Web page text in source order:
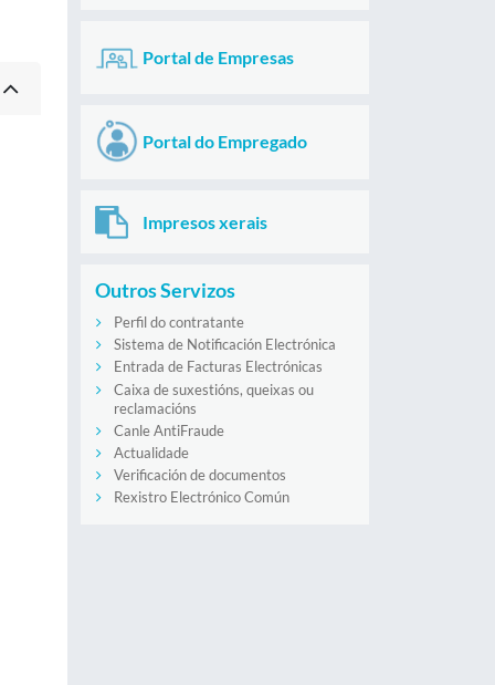
Portal de Empresas
Portal do Empregado
Impresos xerais
Outros Servizos
Perfil do contratante
Sistema de Notificación Electrónica
Entrada de Facturas Electrónicas
Caixa de suxestións, queixas ou
reclamacións
Canle AntiFraude
Actualidade
Verificación de documentos
Rexistro Electrónico Común